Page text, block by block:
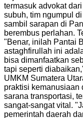
termasuk advokat
subuh, tim ngumpul
sambil sarapan di
berembus perlahan.
"Benar, inilah Pantai
astaghfirullah ini
bisa dimanfaatkan
tapi seperti
UMKM Sumatera
praktisi kemanusiaan
sarana transportasi,
sangat-sangat vital.
pemerintah daerah